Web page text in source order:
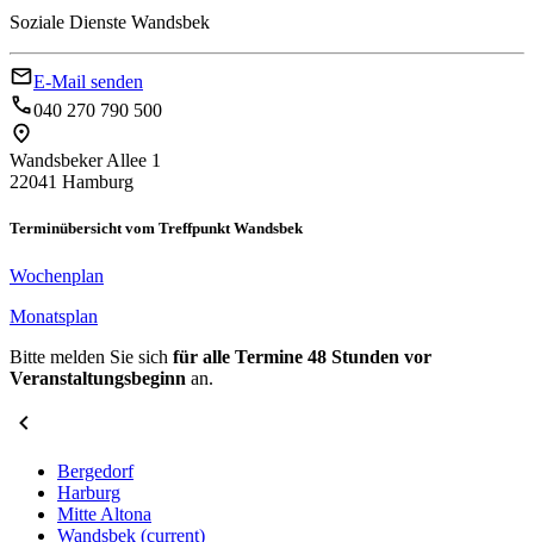
Soziale Dienste Wandsbek
E-Mail senden
040 270 790 500
Wandsbeker Allee 1
22041 Hamburg
Terminübersicht vom Treffpunkt Wandsbek
Wochenplan
Monatsplan​​​​​​
Bitte melden Sie sich für alle Termine 48 Stunden vor
Veranstaltungsbeginn an.
Bergedorf
Harburg
Mitte Altona
Wandsbek (current)